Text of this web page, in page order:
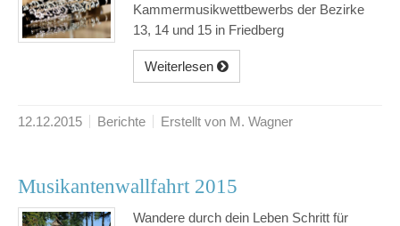
Kammermusikwettbewerbs der Bezirke
13, 14 und 15 in Friedberg
Weiterlesen
12.12.2015 Berichte Erstellt von M. Wagner
Musikantenwallfahrt 2015
Wandere durch dein Leben Schritt für